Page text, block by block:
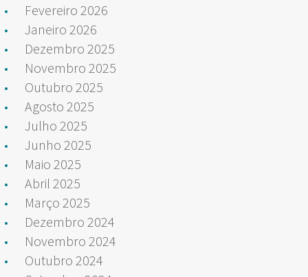
Fevereiro 2026
Janeiro 2026
Dezembro 2025
Novembro 2025
Outubro 2025
Agosto 2025
Julho 2025
Junho 2025
Maio 2025
Abril 2025
Março 2025
Dezembro 2024
Novembro 2024
Outubro 2024